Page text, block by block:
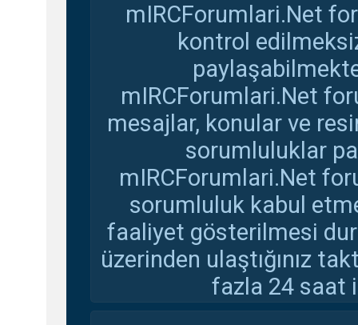
mIRCForumlari.Net
kontrol
mIRCForumlari.Net
mesajlar, konular ve
sorumluluklar
mIRCForumlari.Net
sorumluluk kabul
faaliyet gösterilmesi
üzerinden ulaştığınız
fazla 24 saat